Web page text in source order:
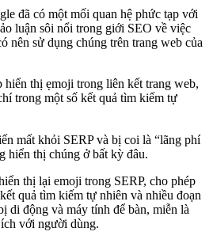
đã có một mối quan hệ phức tạp với
luận sôi nổi trong giới SEO về việc
nên sử dụng chúng trên trang web của
hiển thị ẹmoji trong liên kết trang web,
trong một số kết quả tìm kiếm tự
mất khỏi SERP và bị coi là “lãng phí
hiển thị chúng ở bất kỳ đâu.
thị lại emoji trong SERP, cho phép
quả tìm kiếm tự nhiên và nhiều đoạn
di động và máy tính để bàn, miễn là
với người dùng.